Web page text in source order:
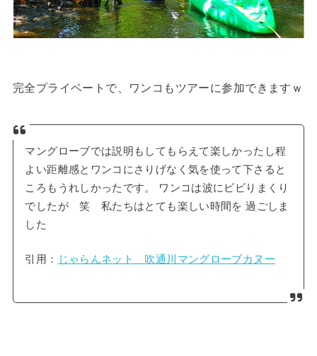
完全プライベートで、ワンコもツアーに参加できますｗ
マングローブでは説明もしてもらえて楽しかったし程
よい距離感とワンコにさりげなく気を使って下さると
ころもうれしかったです。 ワンコは波にビビりまくり
でしたが 笑 私たちはとても楽しい時間を 過ごしま
した
引用： じゃらんネット 吹通川マングローブカヌー